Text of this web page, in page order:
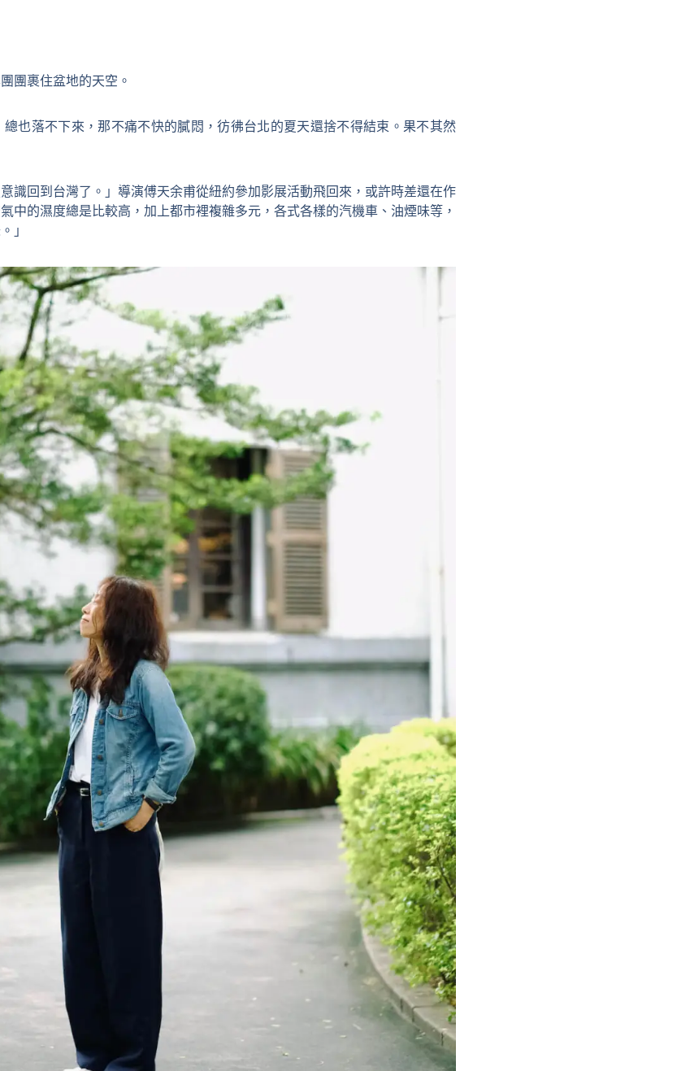
團裹住盆地的天空。
也落不下來，那不痛不快的膩悶，彷彿台北的夏天還捨不得結束。果不其然
識回到台灣了。」導演傅天余甫從紐約參加影展活動飛回來，或許時差還在作
中的濕度總是比較高，加上都市裡複雜多元，各式各樣的汽機車、油煙味等，
」